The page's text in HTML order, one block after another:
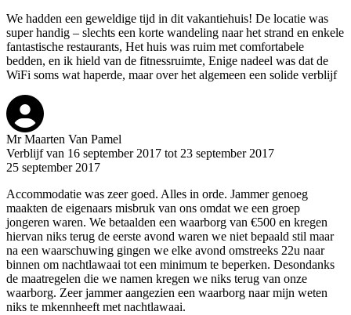
We hadden een geweldige tijd in dit vakantiehuis! De locatie was
super handig – slechts een korte wandeling naar het strand en enkele
fantastische restaurants, Het huis was ruim met comfortabele
bedden, en ik hield van de fitnessruimte, Enige nadeel was dat de
WiFi soms wat haperde, maar over het algemeen een solide verblijf
Mr Maarten Van Pamel
Verblijf van 16 september 2017 tot 23 september 2017
25 september 2017
Accommodatie was zeer goed. Alles in orde. Jammer genoeg
maakten de eigenaars misbruk van ons omdat we een groep
jongeren waren. We betaalden een waarborg van €500 en kregen
hiervan niks terug de eerste avond waren we niet bepaald stil maar
na een waarschuwing gingen we elke avond omstreeks 22u naar
binnen om nachtlawaai tot een minimum te beperken. Desondanks
de maatregelen die we namen kregen we niks terug van onze
waarborg. Zeer jammer aangezien een waarborg naar mijn weten
niks te mkennheeft met nachtlawaai.